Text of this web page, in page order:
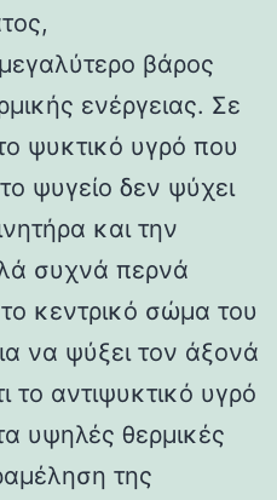
βάρος
ενέργειας. Σε
ψυκτικό υγρό που
ψυγείο δεν ψύχει
και την
συχνά περνά
κεντρικό σώμα του
να ψύξει τον άξονά
το αντιψυκτικό υγρό
υψηλές θερμικές
της